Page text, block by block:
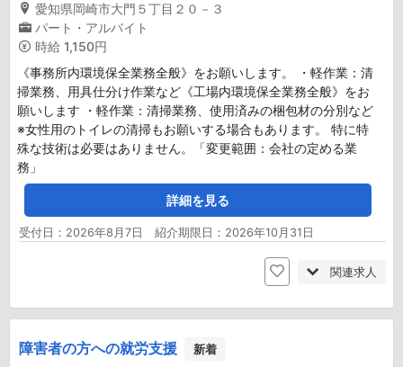
愛知県岡崎市大門５丁目２０－３
パート・アルバイト
時給 1,150円
《事務所内環境保全業務全般》をお願いします。 ・軽作業：清
掃業務、用具仕分け作業など《工場内環境保全業務全般》をお
願いします ・軽作業：清掃業務、使用済みの梱包材の分別など
※女性用のトイレの清掃もお願いする場合もあります。 特に特
殊な技術は必要はありません。「変更範囲：会社の定める業
務」
詳細を見る
受付日：2026年8月7日 紹介期限日：2026年10月31日
関連求人
障害者の方への就労支援 新着